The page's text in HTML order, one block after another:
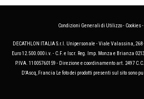
Condizioni Generali di Utilizzo- Cookies-
DECATHLON ITALIA S.r.l. Unipersonale - Viale Valassina, 268
Euro 12.500.000 i.v. - C.F. e Iscr. Reg. Imp. Monza e Brianza
P.IVA. 11005760159 - Direzione e coordinamento art. 2497
D'Ascq, Francia Le foto dei prodotti presenti sul sito sono